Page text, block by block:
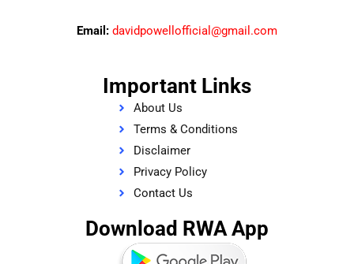
Email: davidpowellofficial@gmail.com
Important Links
About Us
Terms & Conditions
Disclaimer
Privacy Policy
Contact Us
Download RWA App